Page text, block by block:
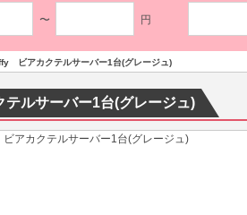
〜 円
ビアカクテルサーバー1台(グレージュ)
ルサーバー1台(グレージュ)